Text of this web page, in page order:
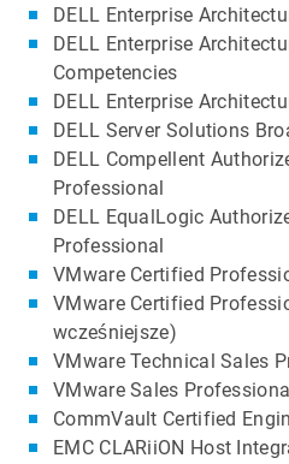
DELL Enterprise
DELL Enterprise
Competencies
DELL Enterprise
DELL Server Solutions
DELL Compellent
Professional
DELL EqualLogic
Professional
VMware Certified
VMware Certified
wcześniejsze)
VMware Technical Sales
VMware Sales Professional
CommVault Certified
EMC CLARiiON Host